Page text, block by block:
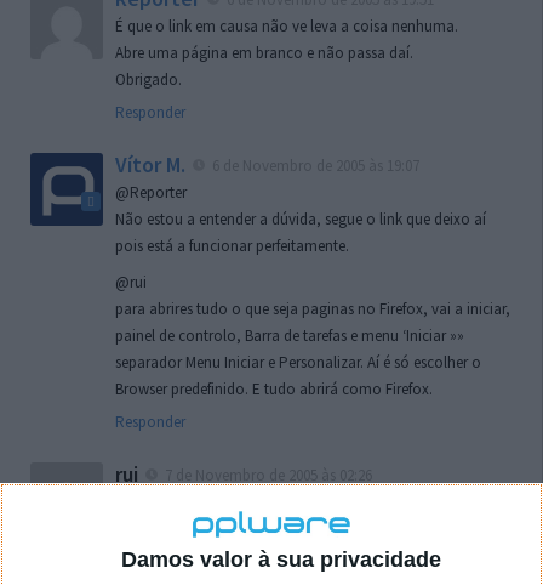
Damos valor à sua privacidade
É que o link em causa não ve leva a coisa nenhuma.
Abre uma página em branco e não passa daí.
Obrigado.
Responder
Vítor M.
@Reporter
Não estou a entender a dúvida, segue o link que deixo aí
pois está a funcionar perfeitamente.
@rui
para abrires tudo o que seja paginas no Firefox, vai a iniciar,
painel de controlo, Barra de tarefas e menu ‘Iniciar »»
separador Menu Iniciar e Personalizar. Aí é só escolher o
Browser predefinido. E tudo abrirá como Firefox.
Responder
rui
localizaçao referida n se encontra la nada k me permita por
o firefox como browser predefenido
Ja percorri o painel